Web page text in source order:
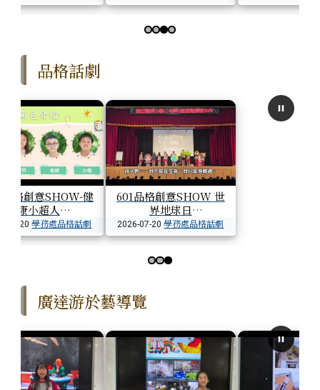
品格話劇
格創意SHOW-健
康小超人
07-20 學務處品格話劇
601品格創意SHOW 世
界地球日
2026-07-20 學務處品格話劇
廣達游於藝導覽